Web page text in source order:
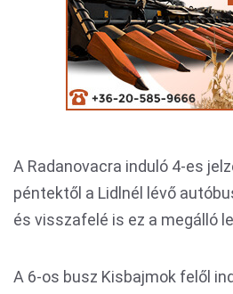
A Radanovacra induló 4-es
péntektől a Lidlnél lévő
és visszafelé is ez a megálló
A 6-os busz Kisbajmok felől